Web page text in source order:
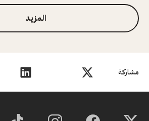
مشاركة
المزيد